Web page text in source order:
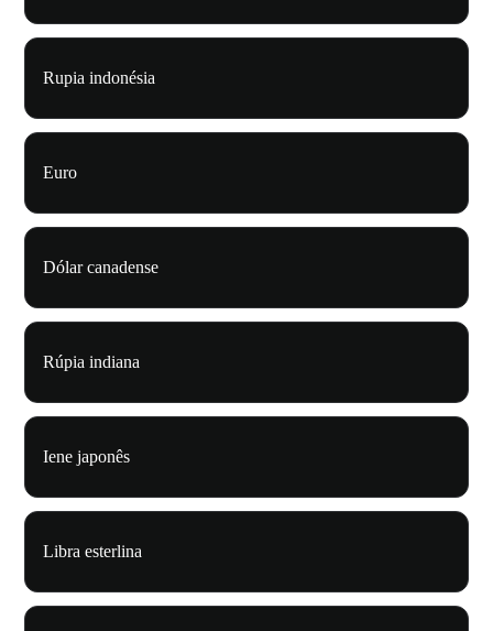
Rupia indonésia
Euro
Dólar canadense
Rúpia indiana
Iene japonês
Libra esterlina